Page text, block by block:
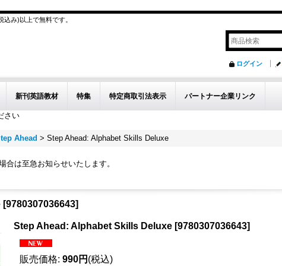
み)以上で無料です。
ログイン
新刊英語教材 特集 特定商取引法表示 パートナー企業リンク
さい
Ahead > Step Ahead: Alphabet Skills Deluxe
は至急お知らせいたします。
[9780307036643]
Step Ahead: Alphabet Skills Deluxe [9780307036643]
販売価格: 990円 (税込)